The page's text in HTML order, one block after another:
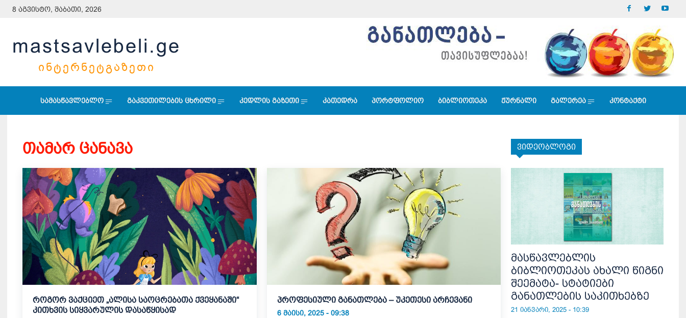
8 აგვისტო, შაბათი, 2026
mastsavlebeli.ge
ᲘᲜᲢᲔᲠᲜᲔᲢᲒᲐᲖᲔᲗᲘ
სამასწავლებლო გაკვეთილების ცხრილი კედლის გაზეთი კათედრა პორტფოლიო ბიბლიოთეკა ჟურნალი გალერეა კონტაქტი
თამარ ცანავა
როგორ ვაქციეთ „ალისა საოცრებათა ქვეყანაში“
კითხვის სიყვარულის დასაწყისად
პროფესიული განათლება – უკეთესი არჩევანი
6 ᲛᲐᲘᲡᲘ, 2025 - 09:38
ვიდეობლოგი
მასწავლებლის
ბიბლიოთეკას ახალი წიგნი
შეემატა- სტატიები
განათლების საკითხებზე
21 იანვარი, 2025 - 10:39